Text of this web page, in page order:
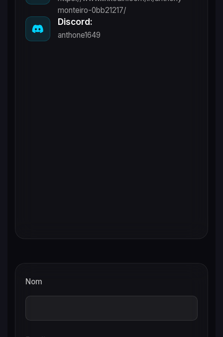
monteiro-0bb21217/
Discord:
anthone1649
Nom